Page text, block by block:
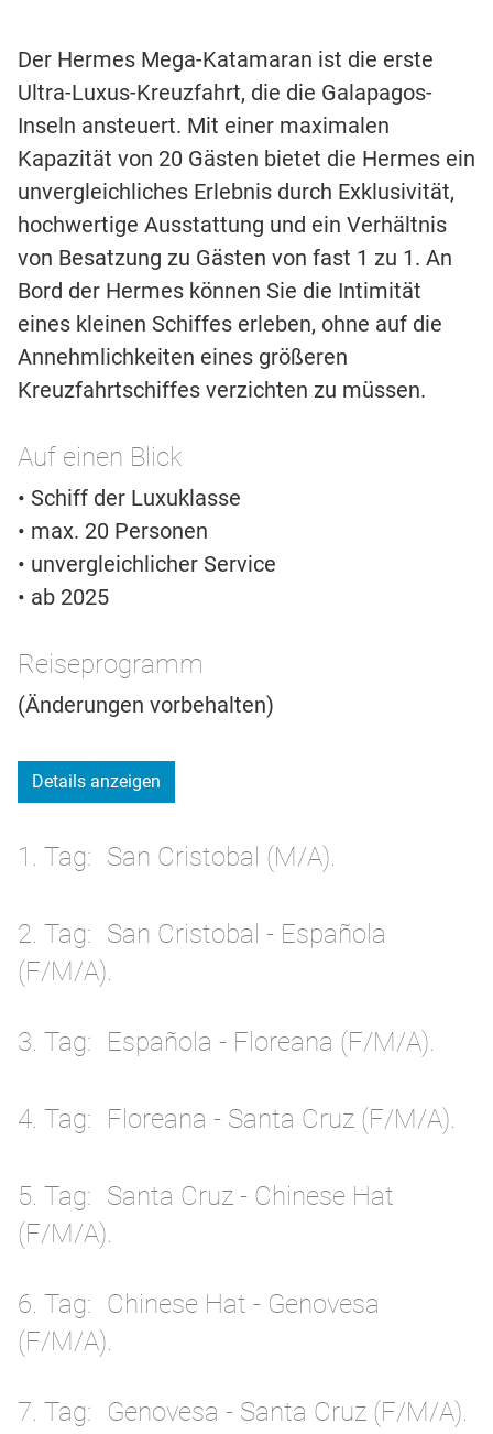
Der Hermes Mega-Katamaran ist die erste
Ultra-Luxus-Kreuzfahrt, die die Galapagos-
Inseln ansteuert. Mit einer maximalen
Kapazität von 20 Gästen bietet die Hermes ein
unvergleichliches Erlebnis durch Exklusivität,
hochwertige Ausstattung und ein Verhältnis
von Besatzung zu Gästen von fast 1 zu 1. An
Bord der Hermes können Sie die Intimität
eines kleinen Schiffes erleben, ohne auf die
Annehmlichkeiten eines größeren
Kreuzfahrtschiffes verzichten zu müssen.
Auf einen Blick
• Schiff der Luxuklasse
• max. 20 Personen
• unvergleichlicher Service
• ab 2025
Reiseprogramm
(Änderungen vorbehalten)
Details anzeigen
1. Tag San Cristobal (M/A).
2. Tag
San Cristobal - Española
(F/M/A).
3. Tag Española - Floreana (F/M/A).
4. Tag Floreana - Santa Cruz (F/M/A).
5. Tag
Santa Cruz - Chinese Hat
(F/M/A).
6. Tag
Chinese Hat - Genovesa
(F/M/A).
7. Tag Genovesa - Santa Cruz (F/M/A).